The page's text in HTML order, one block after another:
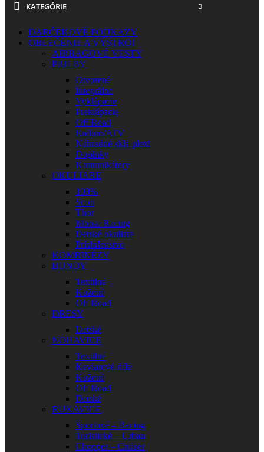
KATEGÓRIE
DARČEKOVÉ POUKAZY
OBLEČENIE A VÝSTROJ
AIRBAGOVÉ VESTY
PRILBY
Otvorené
Integrálne
Vyklápacie
Preklápacie
Off Road
Enduro/ATV
Náhradné sklá-plexi
Doplnky
Komunikátory
OKULIARE
100%
Scott
Thor
Moose Racing
Detské okuliare
Príslušenstvo
KOMBINÉZY
BUNDY
Textilné
Kožené
Off Road
DRESY
Detské
NOHAVICE
Textilné
Kevlarové rifle
Kožené
Off Road
Detské
RUKAVICE
Športové – Racing
Turistické – Urban
Chopper – Cruiser